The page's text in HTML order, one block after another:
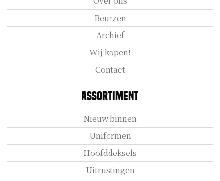
Beurzen
Archief
Wij kopen!
Contact
Assortiment
Nieuw binnen
Uniformen
Hoofddeksels
Uitrustingen